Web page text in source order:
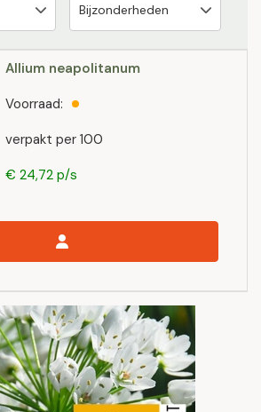
Allium neapolitanum
verpakt per 100
Voorraad:
€ 24,72 p/s